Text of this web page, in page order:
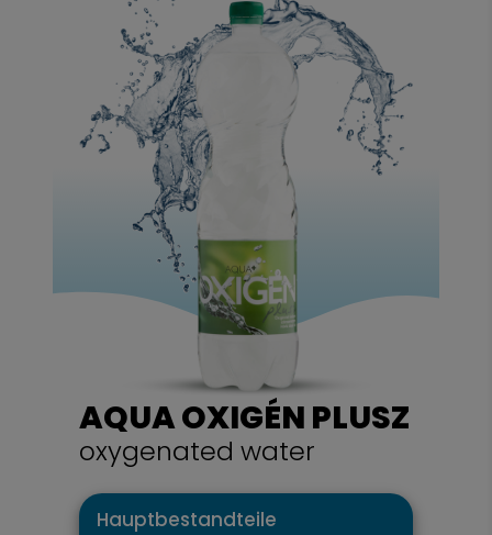
AQUA OXIGÉN PLUSZ
oxygenated water
Hauptbestandteile